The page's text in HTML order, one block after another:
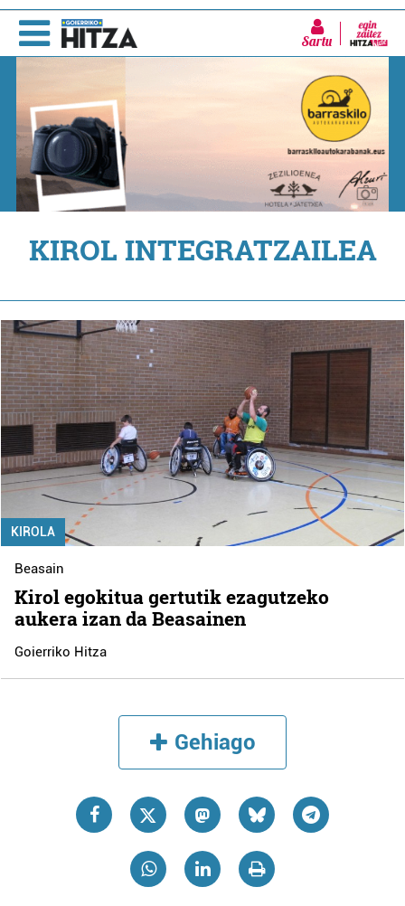
Sartu
KIROL INTEGRATZAILEA
KIROLA
Beasain
Kirol egokitua gertutik ezagutzeko
aukera izan da Beasainen
Goierriko Hitza
Gehiago